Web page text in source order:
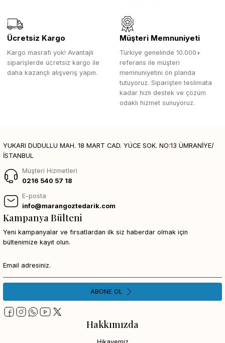
Ücretsiz Kargo
Kargo masrafı yok! Avantajlı
siparişlerde ücretsiz kargo ile
daha kazançlı alışveriş yapın.
Müşteri Memnuniyeti
Türkiye genelinde 10.000+
referans ile müşteri
memnuniyetini ön planda
tutuyoruz. Siparişten teslimata
kadar hızlı destek ve çözüm
odaklı hizmet sunuyoruz.
YUKARI DUDULLU MAH. 18 MART CAD. YÜCE SOK. NO:13 ÜMRANİYE/
İSTANBUL
Müşteri Hizmetleri
0216 540 57 18
E-posta
info@marangoztedarik.com
Hakkımızda
Kampanya Bülteni
Yeni kampanyalar ve fırsatlardan ilk siz haberdar olmak için
bültenimize kayıt olun.
ABONE OL